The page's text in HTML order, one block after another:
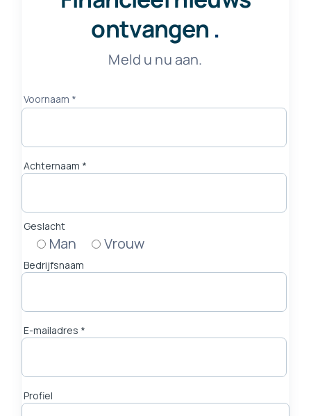
ontvangen .
Meld u nu aan.